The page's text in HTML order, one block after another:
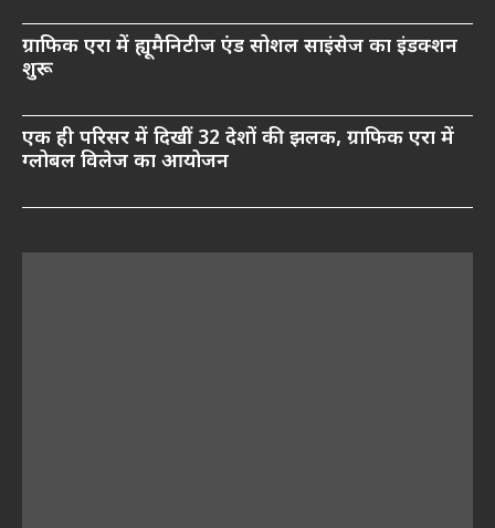
ग्राफिक एरा में ह्यूमैनिटीज एंड सोशल साइंसेज का इंडक्शन
शुरू
एक ही परिसर में दिखीं 32 देशों की झलक, ग्राफिक एरा में
ग्लोबल विलेज का आयोजन